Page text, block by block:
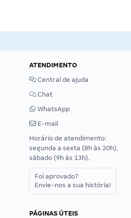
ATENDIMENTO
Central de ajuda
Chat
WhatsApp
E-mail
Horário de atendimento:
segunda a sexta (8h às 20h),
sábado (9h às 13h).
Foi aprovado?
Envie-nos a sua história!
PÁGINAS ÚTEIS